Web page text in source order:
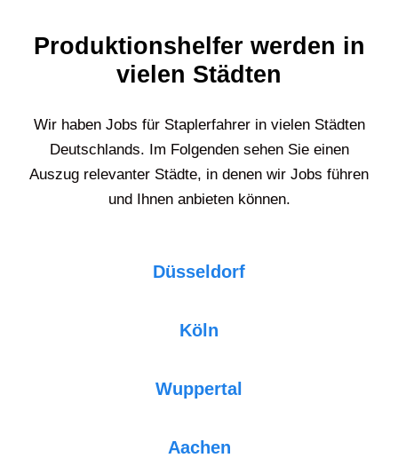
Produktionshelfer werden in
vielen Städten
Wir haben Jobs für Staplerfahrer in vielen Städten
Deutschlands. Im Folgenden sehen Sie einen
Auszug relevanter Städte, in denen wir Jobs führen
und Ihnen anbieten können.
Düsseldorf
Köln
Wuppertal
Aachen